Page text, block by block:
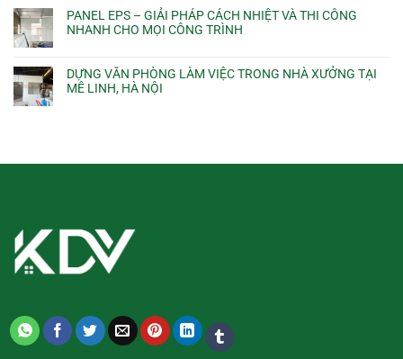
PANEL EPS – GIẢI PHÁP CÁCH NHIỆT VÀ THI CÔNG
NHANH CHO MỌI CÔNG TRÌNH
DỰNG VĂN PHÒNG LÀM VIỆC TRONG NHÀ XƯỞNG TẠI
MÊ LINH, HÀ NỘI